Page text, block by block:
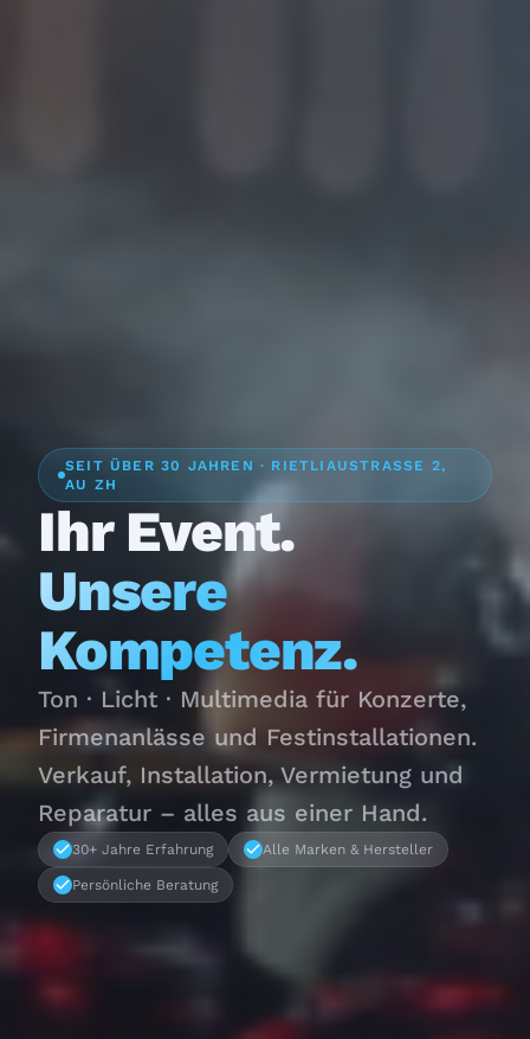
SEIT ÜBER 30 JAHREN · RIETLIAUSTRASSE 2,
AU ZH
Ihr Event.
Unsere
Kompetenz.
Ton · Licht · Multimedia für Konzerte,
Firmenanlässe und Festinstallationen.
Verkauf, Installation, Vermietung und
Reparatur – alles aus einer Hand.
30+ Jahre Erfahrung Alle Marken & Hersteller
Persönliche Beratung